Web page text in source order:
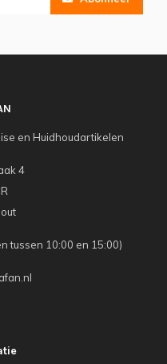
en Huidhoudartikelen
4
tussen 10:00 en 15:00)